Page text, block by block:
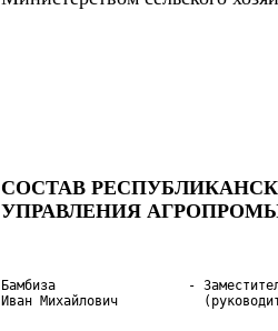
СОСТАВ
УПРАВЛЕНИЯ
Бамбиза                 - Заместитель